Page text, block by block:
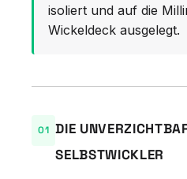
isoliert und auf die
Wickeldeck ausgelegt.
DIE
SELBSTWICKLER